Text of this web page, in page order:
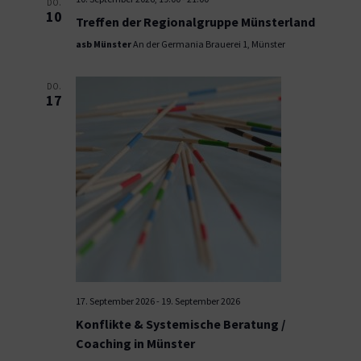
DO.
10 Treffen der Regionalgruppe Münsterland
asb MünsterAn der Germania Brauerei 1, Münster
DO.
17
17. September 2026- 19. September 2026
Konflikte & Systemische Beratung /
Coaching in Münster